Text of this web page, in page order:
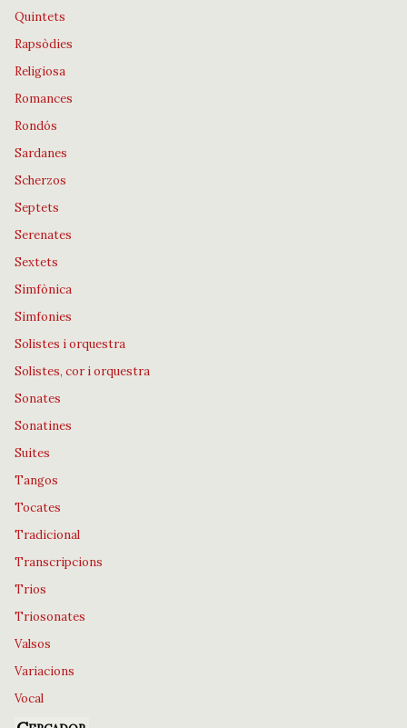
Quintets
Rapsòdies
Religiosa
Romances
Rondós
Sardanes
Scherzos
Septets
Serenates
Sextets
Simfònica
Simfonies
Solistes i orquestra
Solistes, cor i orquestra
Sonates
Sonatines
Suites
Tangos
Tocates
Tradicional
Transcripcions
Trios
Triosonates
Valsos
Variacions
Vocal